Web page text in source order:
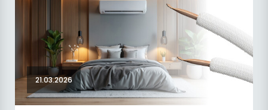
21.03.2026